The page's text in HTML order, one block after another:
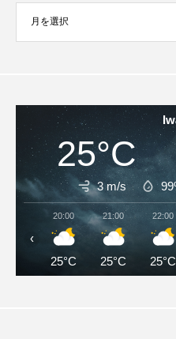
ブ
25°C
3 m/s
20:00
25°C
21:00
25°C
22:00
25°C
‹